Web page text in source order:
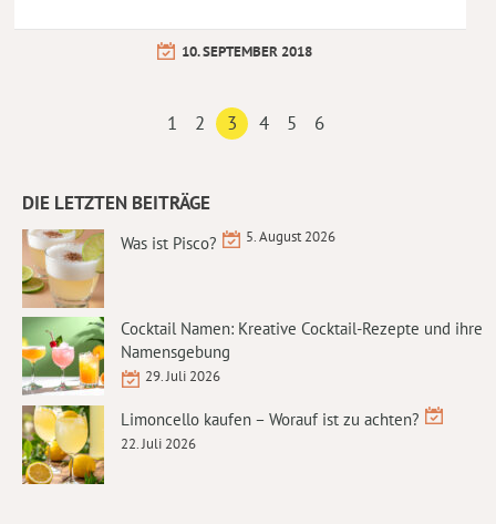
10. SEPTEMBER 2018
1 2 3 4 5 6
DIE LETZTEN BEITRÄGE
Was ist Pisco? 5. August 2026
Cocktail Namen: Kreative Cocktail-Rezepte und ihre
Namensgebung
29. Juli 2026
Limoncello kaufen – Worauf ist zu achten?
22. Juli 2026